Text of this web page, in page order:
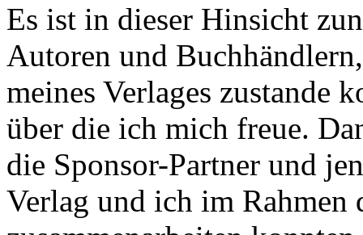
Es ist in dieser Hinsicht
Autoren und
meines Verlages zustande
über die ich mich freue.
die Sponsor-Partner und
Verlag und ich im